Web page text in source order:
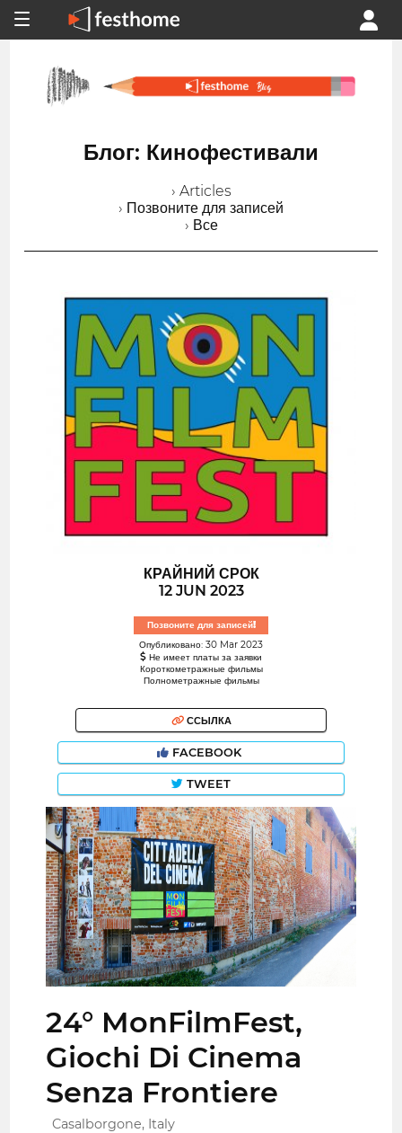
Блог: Кинофестивали
› Articles
› Позвоните для записей
› Все
КРАЙНИЙ СРОК
12 JUN 2023
Позвоните для записей!
Опубликовано: 30 Mar 2023
Не имеет платы за заявки
Короткометражные фильмы
Полнометражные фильмы
ССЫЛКА
FACEBOOK
TWEET
24° MonFilmFest,
Giochi Di Cinema
Senza Frontiere
Casalborgone, Italy